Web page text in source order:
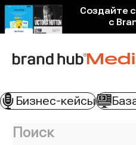
Создайте
с
Поиск
Бизнес-кейсы